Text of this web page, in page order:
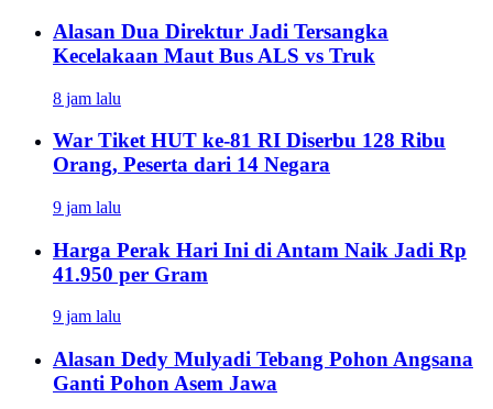
Alasan Dua Direktur Jadi Tersangka
Kecelakaan Maut Bus ALS vs Truk
8 jam lalu
War Tiket HUT ke-81 RI Diserbu 128 Ribu
Orang, Peserta dari 14 Negara
9 jam lalu
Harga Perak Hari Ini di Antam Naik Jadi Rp
41.950 per Gram
9 jam lalu
Alasan Dedy Mulyadi Tebang Pohon Angsana
Ganti Pohon Asem Jawa